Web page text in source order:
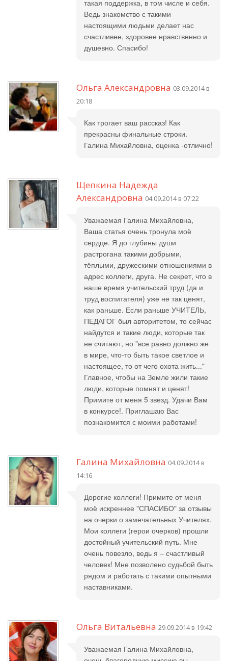
такая поддержка, в том числе и себя.
Ведь знакомство с такими
настоящими людьми делает нас
счастливее, здоровее нравственно и
душевно. Спасибо!
Ольга Александровна 03.09.2014 в
20:18
Как трогает ваш рассказ! Как
прекрасны финальные строки.
Галина Михайловна, оценка -отлично!
Щепкина Надежда
Александровна 04.09.2014 в 07:22
Уважаемая Галина Михайловна,
Ваша статья очень тронула моё
сердце. Я до глубины души
растрогана такими добрыми,
тёплыми, дружескими отношениями в
адрес коллеги, друга. Не секрет, что в
наше время учительский труд (да и
труд воспитателя) уже не так ценят,
как раньше. Если раньше УЧИТЕЛЬ,
ПЕДАГОГ был авторитетом, то сейчас
найдутся и такие люди, которые так
не считают, но "все равно должно же
в мире, что-то быть такое светлое и
настоящее, то от чего охота жить..."
Главное, чтобы на Земле жили такие
люди, которые помнят и ценят!
Примите от меня 5 звезд. Удачи Вам
в конкурсе!. Приглашаю Вас
познакомится с моими работами!
Галина Михайловна 04.09.2014 в
14:16
Дорогие коллеги! Примите от меня
моё искреннее "СПАСИБО" за отзывы
на очерки о замечательных Учителях.
Мои коллеги (герои очерков) прошли
достойный учительский путь. Мне
очень повезло, ведь я – счастливый
человек! Мне позволено судьбой быть
рядом и работать с такими опытными
наставниками.
Ольга Витальевна 29.09.2014 в 19:42
Уважаемая Галина Михайловна,